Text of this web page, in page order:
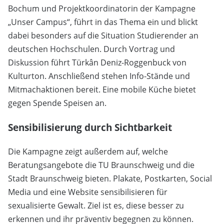
Bochum und Projektkoordinatorin der Kampagne
„Unser Campus“, führt in das Thema ein und blickt
dabei besonders auf die Situation Studierender an
deutschen Hochschulen. Durch Vortrag und
Diskussion führt Türkân Deniz-Roggenbuck von
Kulturton. Anschließend stehen Info-Stände und
Mitmachaktionen bereit. Eine mobile Küche bietet
gegen Spende Speisen an.
Sensibilisierung durch Sichtbarkeit
Die Kampagne zeigt außerdem auf, welche
Beratungsangebote die TU Braunschweig und die
Stadt Braunschweig bieten. Plakate, Postkarten, Social
Media und eine Website sensibilisieren für
sexualisierte Gewalt. Ziel ist es, diese besser zu
erkennen und ihr präventiv begegnen zu können.